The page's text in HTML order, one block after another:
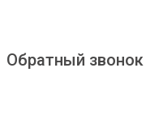
Обратный звонок